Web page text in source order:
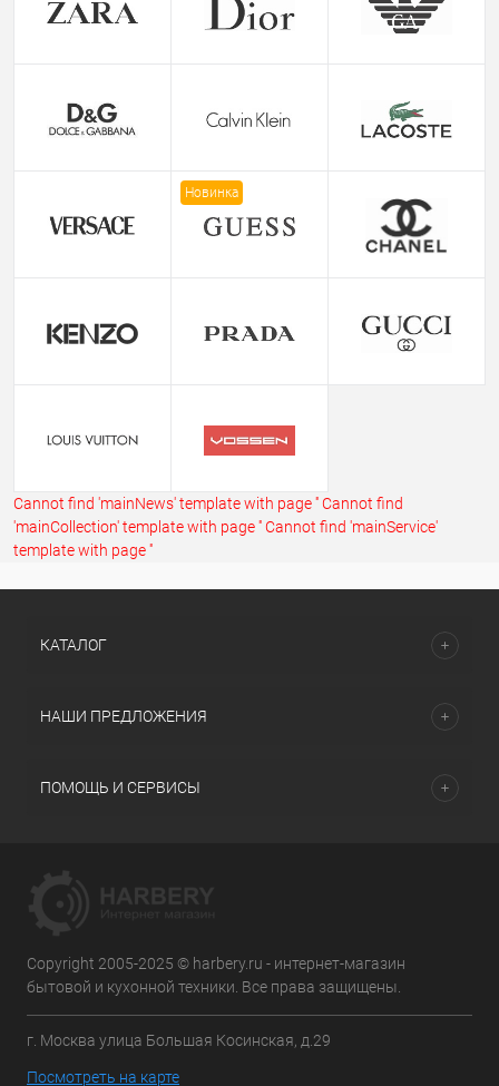
Новинка
Cannot find 'mainNews' template with page ''Cannot find
'mainCollection' template with page ''Cannot find 'mainService'
template with page ''
КАТАЛОГ
НАШИ ПРЕДЛОЖЕНИЯ
ПОМОЩЬ И СЕРВИСЫ
Copyright 2005-2025 © harbery.ru - интернет-магазин
бытовой и кухонной техники. Все права защищены.
г. Москва улица Большая Косинская, д.29
Посмотреть на карте